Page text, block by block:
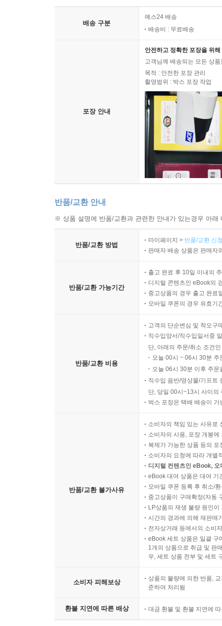
배송 구분
예스24 배송
배송비 : 무료배송
포장 안내
안전하고 정확한 포장을 위
고객님께 배송되는 모든 상
목적 : 안전한 포장 관리
촬영범위 : 박스 포장 작업
반품/교환 안내
※ 상품 설명에 반품/교환과 관련한 안내가 있는경우 아
반품/교환 방법
마이페이지 > 반품/교환 신
판매자 배송 상품은 판매자
반품/교환 가능기간
출고 완료 후 10일 이내의
디지털 콘텐츠인 eBook의
중고상품의 경우 출고 완료
모바일 쿠폰의 경우 유효기
반품/교환 비용
고객의 단순변심 및 착오구
직수입양서/직수입일서중
단, 아래의 주문/취소 조건
오늘 00시 ~ 06시 30분
오늘 06시 30분 이후 주
직수입 음반/영상물/기프트
단, 당일 00시~13시 사이의
박스 포장은 택배 배송이
반품/교환 불가사유
소비자의 책임 있는 사유로
소비자의 사용, 포장 개봉
복제가 가능한 상품 등의
소비자의 요청에 따라 개별
디지털 컨텐츠인 eBook,
eBook 대여 상품은 대여 기
모바일 쿠폰 등록 후 취소/
중고상품이 구매확정(자동
LP상품의 재생 불량 원인
시간의 경과에 의해 재판매
전자상거래 등에서의 소비
eBook 세트 상품은 일괄 구
1개의 상품으로 취급 및 판
우, 세트 상품 전부 및 세트
소비자 피해보상
상품의 불량에 의한 반품,
준하여 처리됨
환불 지연에 따른 배상 대금 환불 및 환불 지연에